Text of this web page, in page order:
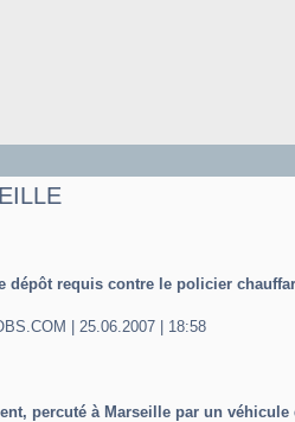
dépôt requis contre le policier
| 25.06.2007 | 18:58
percuté à Marseille par un